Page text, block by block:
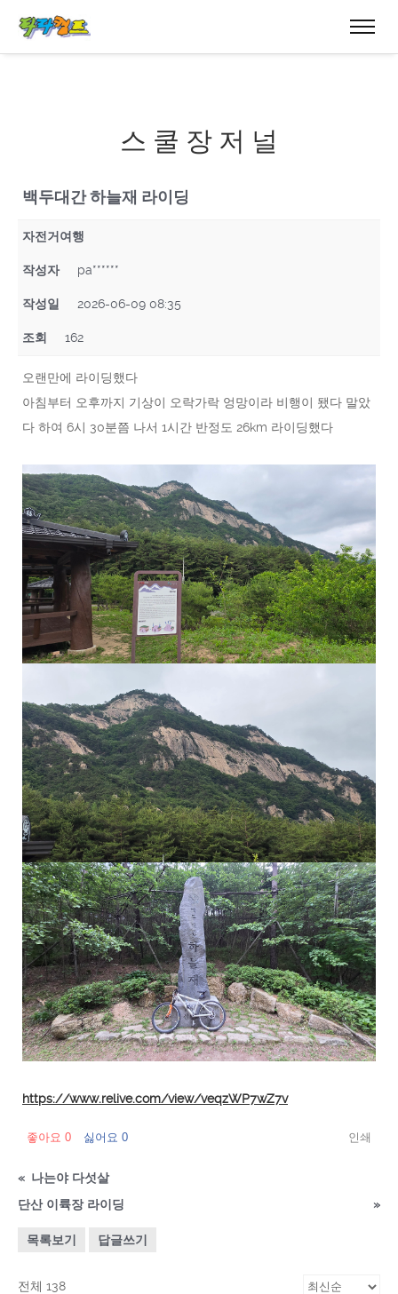
스 쿨 장 저 널
백두대간 하늘재 라이딩
자전거여행
작성자 pa******
작성일 2026-06-09 08:35
조회 162
오랜만에 라이딩했다
아침부터 오후까지 기상이 오락가락 엉망이라 비행이 됐다 말았
다 하여 6시 30분쯤 나서 1시간 반정도 26km 라이딩했다
https://www.relive.com/view/veqzWP7wZ7v
좋아요 0 싫어요 0 인쇄
« 나는야 다섯살
단산 이륙장 라이딩
»
목록보기 답글쓰기
전체 138